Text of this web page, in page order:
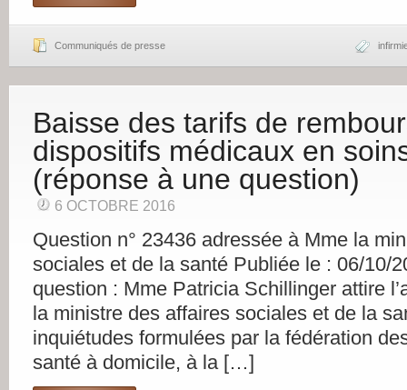
Communiqués de presse
Baisse des tarifs de
dispositifs médicaux en
(réponse à une question)
6 OCTOBRE 2016
Question n° 23436 adressée à Mme la
sociales et de la santé Publiée le : 06/10/
question : Mme Patricia Schillinger attire
la ministre des affaires sociales et de la
inquiétudes formulées par la fédération
santé à domicile, à la […]